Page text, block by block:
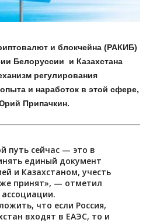
и блокчейна (РАКИБ)
Белоруссии и Казахстана
регулирования
и наработок в этой сфере,
Припачкин.
путь сейчас — это в
единый документ
и Казахстаном, учесть
принят», — отметил
ассоциации.
что если Россия,
входят в ЕАЭС, то и